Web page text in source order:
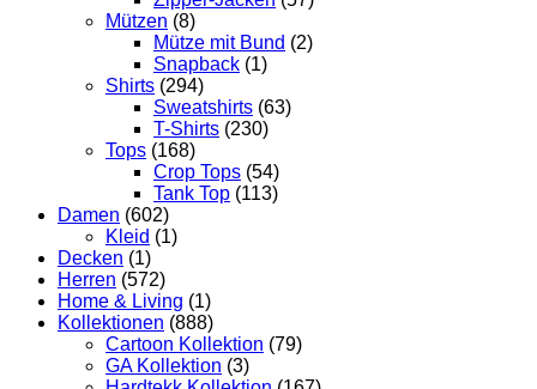
Mützen (8)
Mütze mit Bund (2)
Snapback (1)
Shirts (294)
Sweatshirts (63)
T-Shirts (230)
Tops (168)
Crop Tops (54)
Tank Top (113)
Damen (602)
Kleid (1)
Decken (1)
Herren (572)
Home & Living (1)
Kollektionen (888)
Cartoon Kollektion (79)
GA Kollektion (3)